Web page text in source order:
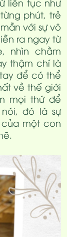
phút, trẻ
với sự vô
ra ngay từ
nhìn chằm
thậm chí là
để có thể
về thế giới
mọi thứ để
đó là sự
một con